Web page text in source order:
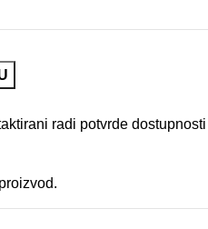
radi potvrde dostupnosti